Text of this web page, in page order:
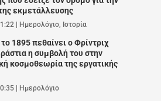
εκμετάλλευσης
| Ημερολόγιο Ιστορία
1895 πεθαίνει ο Φρίντριχ
η συμβολή του στην
κοσμοθεωρία της εργατικής
Ημερολόγιο